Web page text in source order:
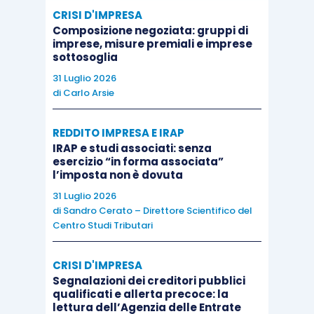
prodottisi a seguito di una
temporale degli ammortamenti contabili
rispetto aquelli fiscali
all’applicazione della rivalutazione di cui alla L.
342/2000, l’Agenzia delle Entrate conferma (al
par. 1.9) che il riallineamento è possibile “
in cui ivalori iscritti in bilancio risultino
superiori ai corrispondenti costi fiscalmente
riconosciutialla data di chiusura dell’esercizio di
riferimento ”.
La stessa circolare 18/E/2006riporta, come
CRISI D'IMPRESA
Composizione negoziata: gruppi di
imprese, misure premiali e imprese
sottosoglia
31 Luglio 2026
di Carlo Arsie
REDDITO IMPRESA E IRAP
IRAP e studi associati: senza
esercizio “in forma associata”
l’imposta non è dovuta
31 Luglio 2026
di Sandro Cerato – Direttore Scientifico del
Centro Studi Tributari
CRISI D'IMPRESA
Segnalazioni dei creditori pubblici
qualificati e allerta precoce: la
lettura dell’Agenzia delle Entrate